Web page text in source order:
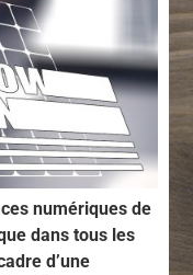
numériques de
dans tous les
d’une